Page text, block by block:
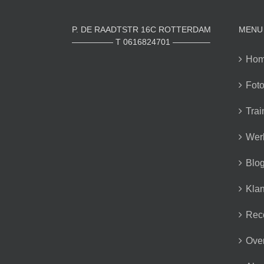
P. DE RAADTSTR 16C ROTTERDAM
————— T 0616824701 ————–
MENU
Blog